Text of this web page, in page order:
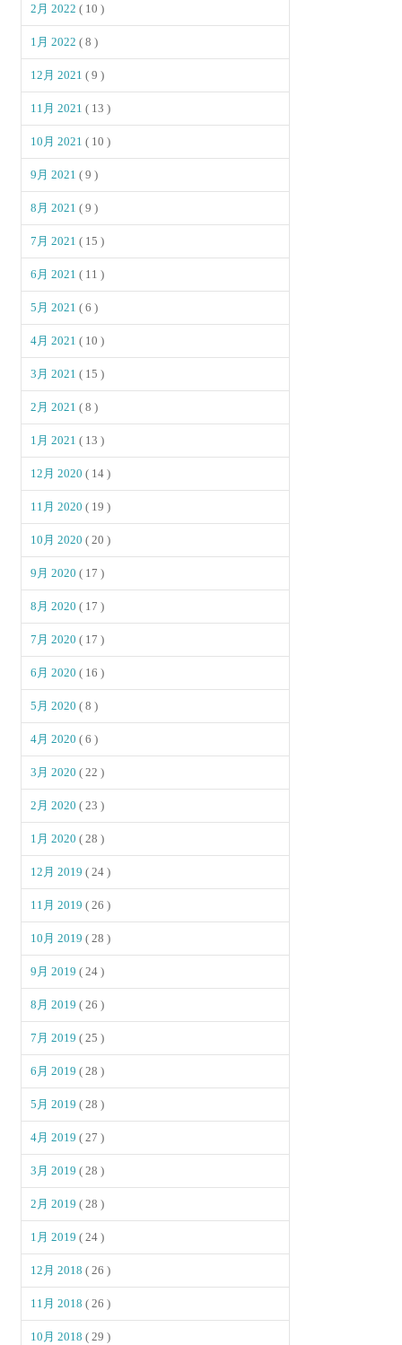
2月 2022( 10 )
1月 2022( 8 )
12月 2021( 9 )
11月 2021( 13 )
10月 2021( 10 )
9月 2021( 9 )
8月 2021( 9 )
7月 2021( 15 )
6月 2021( 11 )
5月 2021( 6 )
4月 2021( 10 )
3月 2021( 15 )
2月 2021( 8 )
1月 2021( 13 )
12月 2020( 14 )
11月 2020( 19 )
10月 2020( 20 )
9月 2020( 17 )
8月 2020( 17 )
7月 2020( 17 )
6月 2020( 16 )
5月 2020( 8 )
4月 2020( 6 )
3月 2020( 22 )
2月 2020( 23 )
1月 2020( 28 )
12月 2019( 24 )
11月 2019( 26 )
10月 2019( 28 )
9月 2019( 24 )
8月 2019( 26 )
7月 2019( 25 )
6月 2019( 28 )
5月 2019( 28 )
4月 2019( 27 )
3月 2019( 28 )
2月 2019( 28 )
1月 2019( 24 )
12月 2018( 26 )
11月 2018( 26 )
10月 2018( 29 )